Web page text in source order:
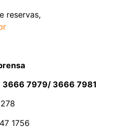
reservas,
3666 7979/ 3666 7981
1756